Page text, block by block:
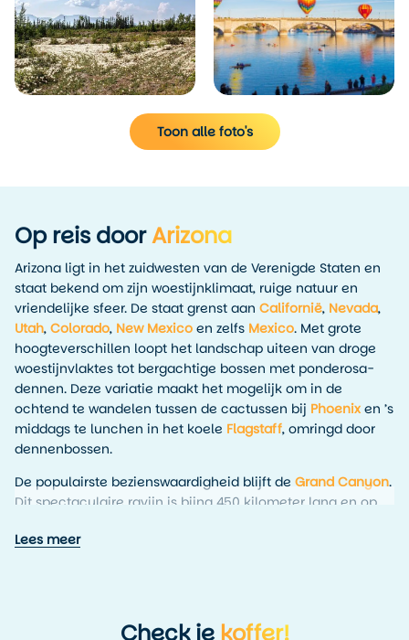
Toon alle foto's
Op reis doorArizona
Arizona ligt in het zuidwesten van de Verenigde Staten en
staat bekend om zijn woestijnklimaat, ruige natuur en
vriendelijke sfeer. De staat grenst aan Californië, Nevada,
Utah, Colorado, New Mexico en zelfs Mexico. Met grote
hoogteverschillen loopt het landschap uiteen van droge
woestijnvlaktes tot bergachtige bossen met ponderosa-
dennen. Deze variatie maakt het mogelijk om in de
ochtend te wandelen tussen de cactussen bij Phoenix en ’s
middags te lunchen in het koele Flagstaff, omringd door
dennenbossen.
De populairste bezienswaardigheid blijft de Grand Canyon.
Dit spectaculaire ravijn is bijna 450 kilometer lang en op
wereldberoemde natuurgebied vind je ook
Arizona biedt daarnaast een interessante mix van culturen.
Lees meer
Check jekoffer!